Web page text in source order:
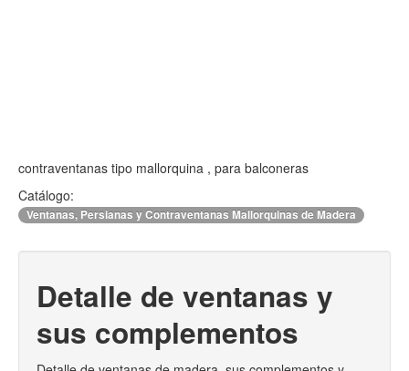
contraventanas tipo mallorquina , para balconeras
Catálogo:
Ventanas, Persianas y Contraventanas Mallorquinas de Madera
Detalle de ventanas y
sus complementos